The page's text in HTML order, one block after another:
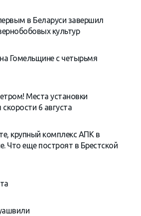
в Беларуси завершил
культур
Гомельщине с четырьмя
Места установки
6 августа
крупный комплекс АПК в
Что еще построят в Брестской